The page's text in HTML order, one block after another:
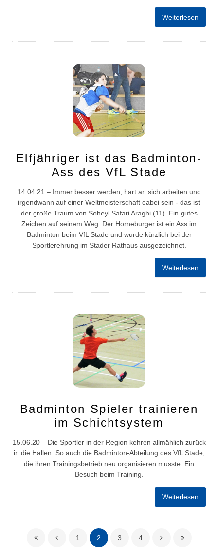
Weiterlesen
Elfjähriger ist das Badminton-
Ass des VfL Stade
14.04.21 – Immer besser werden, hart an sich arbeiten und
irgendwann auf einer Weltmeisterschaft dabei sein - das ist
der große Traum von Soheyl Safari Araghi (11). Ein gutes
Zeichen auf seinem Weg: Der Horneburger ist ein Ass im
Badminton beim VfL Stade und wurde kürzlich bei der
Sportlerehrung im Stader Rathaus ausgezeichnet.
Weiterlesen
Badminton-Spieler trainieren
im Schichtsystem
15.06.20 – Die Sportler in der Region kehren allmählich zurück
in die Hallen. So auch die Badminton-Abteilung des VfL Stade,
die ihren Trainingsbetrieb neu organisieren musste. Ein
Besuch beim Training.
Weiterlesen
1 2 3 4